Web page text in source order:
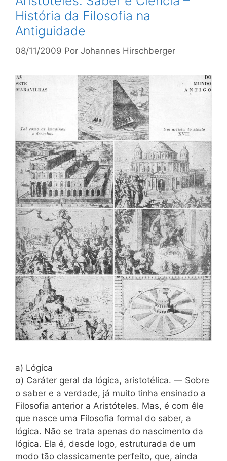
História da Filosofia na
Antiguidade
08/11/2009 Por Johannes Hirschberger
a) Lógíca
α) Caráter geral da lógica, aristotélica. — Sobre
o saber e a verdade, já muito tinha ensinado a
Filosofia anterior a Aristóteles. Mas, é com êle
que nasce uma Filosofia formal do saber, a
lógica. Não se trata apenas do nascimento da
lógica. Ela é, desde logo, estruturada de um
modo tão classicamente perfeito, que, ainda